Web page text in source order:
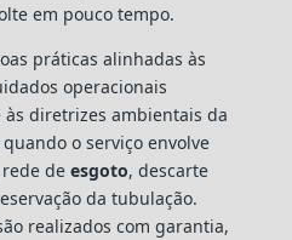
em pouco tempo.
práticas alinhadas às
operacionais
diretrizes ambientais da
o serviço envolve
de esgoto, descarte
da tubulação.
realizados com garantia,